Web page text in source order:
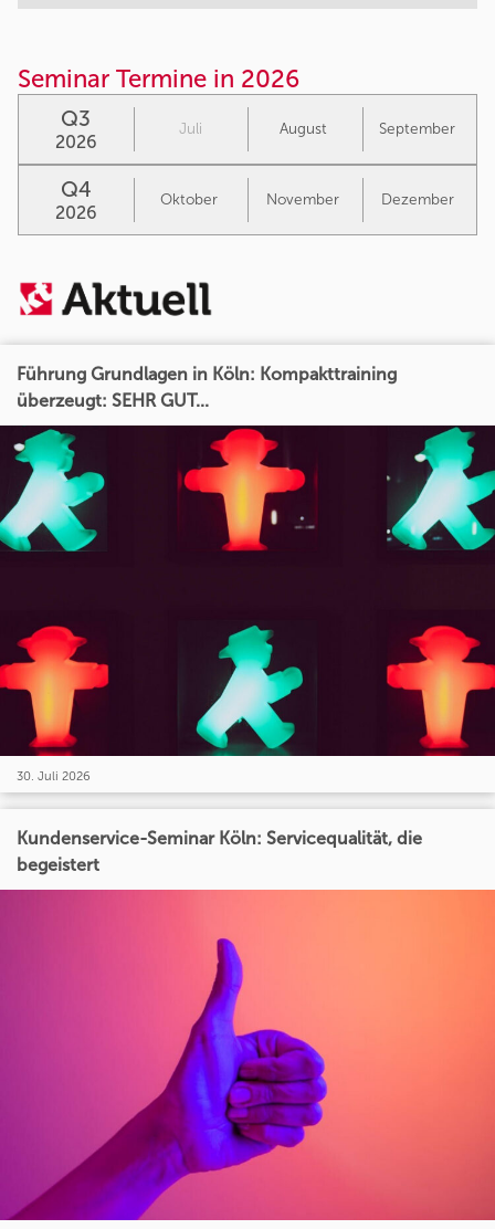
Führung Grundlagen in Köln: Kompakttraining
überzeugt: SEHR GUT...
30. Juli 2026
Kundenservice-Seminar Köln: Servicequalität, die
begeistert
Seminar Termine in 2026
Q3
2026
Juli August September
Q4
2026
Oktober November Dezember